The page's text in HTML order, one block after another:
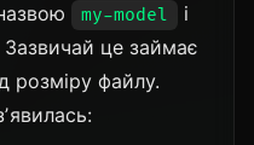
my-model
і
Зазвичай це займає
розміру файлу.